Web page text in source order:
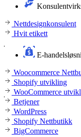
Nettdesignkonsulent
Hvit etikett
E-
Woocommerce
Shopify utvikling
WooCommerce
Betjener
WordPress
Shopify Nettbutikk
BigCommerce